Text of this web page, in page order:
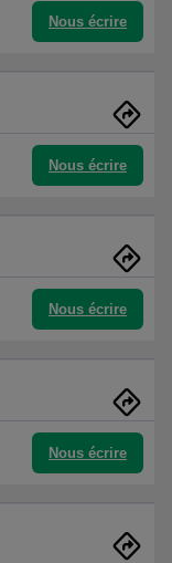
Nous écrire
Nous écrire
Nous écrire
Nous écrire